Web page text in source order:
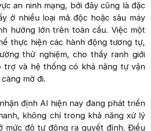
an ninh mạng, bởi đây cũng là đặc
ở nhiều loại mã độc hoặc sâu máy
hưởng lớn trên toàn cầu. Việc một
thực hiện các hành động tương tự,
thử nghiệm, cho thấy ranh giới
trợ và hệ thống có khả năng tự vận
mờ đi.
định AI hiện nay đang phát triển
không chỉ trong khả năng xử lý
mức độ tự động ra quyết định. Điều